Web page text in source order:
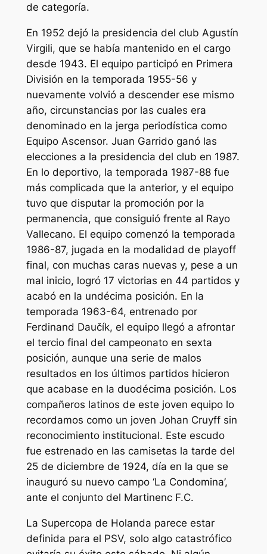
de categoría.
En 1952 dejó la presidencia del club Agustín
Virgili, que se había mantenido en el cargo
desde 1943. El equipo participó en Primera
División en la temporada 1955-56 y
nuevamente volvió a descender ese mismo
año, circunstancias por las cuales era
denominado en la jerga periodística como
Equipo Ascensor. Juan Garrido ganó las
elecciones a la presidencia del club en 1987.
En lo deportivo, la temporada 1987-88 fue
más complicada que la anterior, y el equipo
tuvo que disputar la promoción por la
permanencia, que consiguió frente al Rayo
Vallecano. El equipo comenzó la temporada
1986-87, jugada en la modalidad de playoff
final, con muchas caras nuevas y, pese a un
mal inicio, logró 17 victorias en 44 partidos y
acabó en la undécima posición. En la
temporada 1963-64, entrenado por
Ferdinand Daučík, el equipo llegó a afrontar
el tercio final del campeonato en sexta
posición, aunque una serie de malos
resultados en los últimos partidos hicieron
que acabase en la duodécima posición. Los
compañeros latinos de este joven equipo lo
recordamos como un joven Johan Cruyff sin
reconocimiento institucional. Este escudo
fue estrenado en las camisetas la tarde del
25 de diciembre de 1924, día en la que se
inauguró su nuevo campo ‘La Condomina’,
ante el conjunto del Martinenc F.C.
La Supercopa de Holanda parece estar
definida para el PSV, solo algo catastrófico